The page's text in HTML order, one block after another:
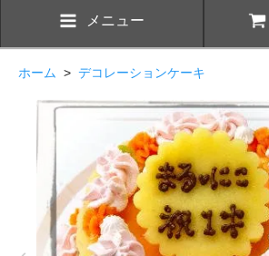
メニュー
ホーム > デコレーションケーキ